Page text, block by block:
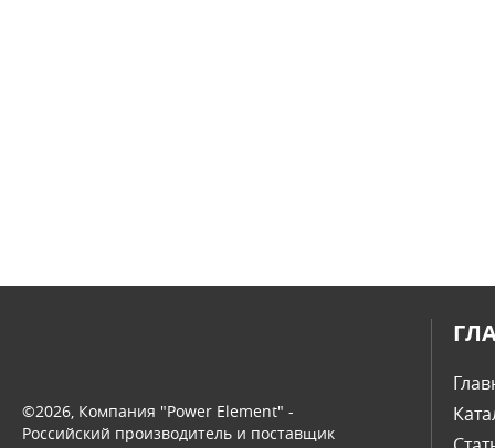
©2026, Компания "Power Element" -
Российский производитель и поставщик